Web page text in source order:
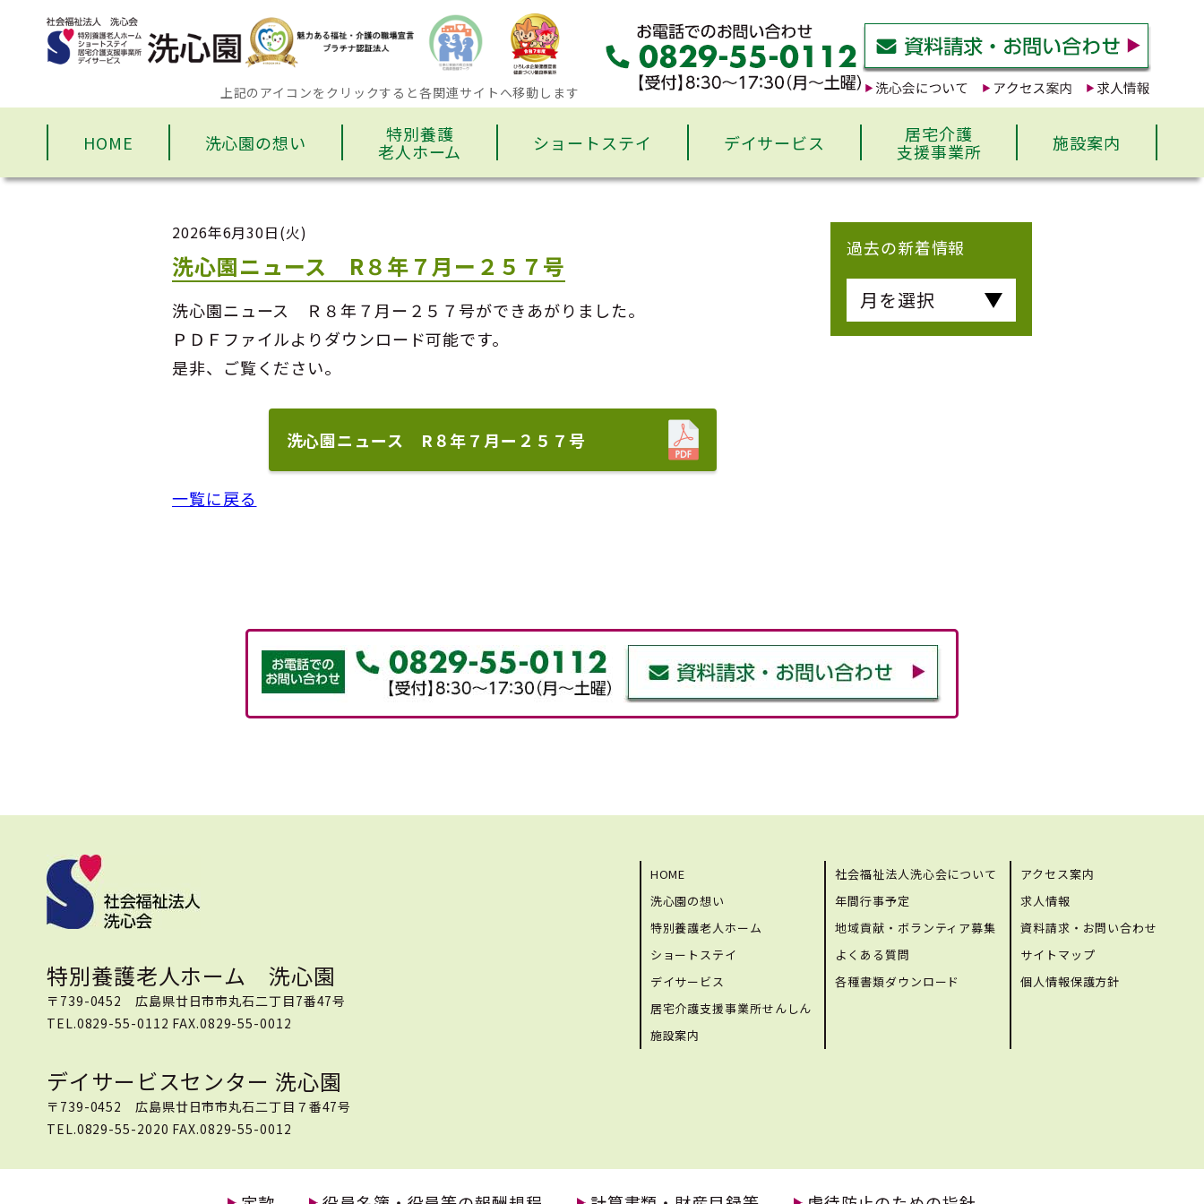
上記のアイコンをクリックすると各関連サイトへ移動します
HOME 洗心園の想い 特別養護
老人ホーム ショートステイ デイサービス 居宅介護
支援事業所 施設案内
2026年6月30日(火)
洗心園ニュース R８年７月ー２５７号
洗心園ニュース Ｒ８年７月ー２５７号ができあがりました。
ＰＤＦファイルよりダウンロード可能です。
是非、ご覧ください。
洗心園ニュース R８年７月ー２５７号
一覧に戻る
過去の新着情報
月を選択
特別養護老人ホーム 洗心園
〒739-0452 広島県廿日市市丸石二丁目7番47号
TEL.0829-55-0112 FAX.0829-55-0012
デイサービスセンター 洗心園
〒739-0452 広島県廿日市市丸石二丁目７番47号
TEL.0829-55-2020 FAX.0829-55-0012
HOME
洗心園の想い
特別養護老人ホーム
ショートステイ
デイサービス
居宅介護支援事業所せんしん
施設案内
社会福祉法人洗心会について
年間行事予定
地域貢献・ボランティア募集
よくある質問
各種書類ダウンロード
アクセス案内
求人情報
資料請求・お問い合わせ
サイトマップ
個人情報保護方針